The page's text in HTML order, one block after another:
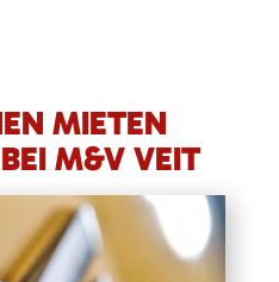
MIETEN
M&V VEIT